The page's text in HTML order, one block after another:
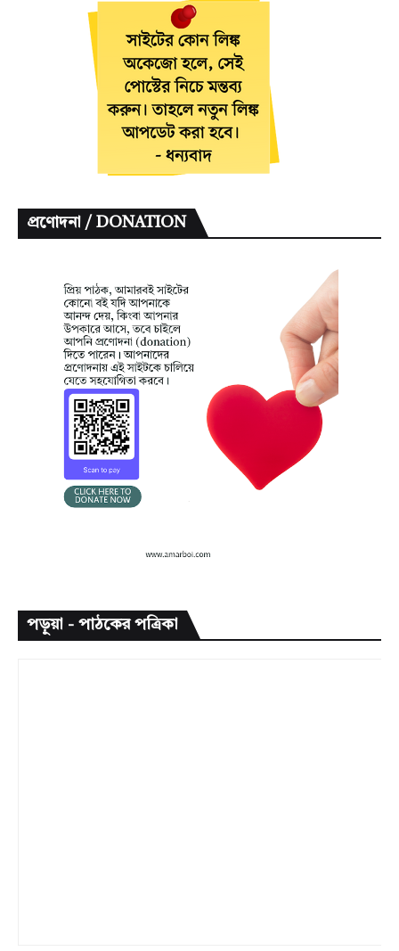
প্রণোদনা / DONATION
পড়ুয়া - পাঠকের পত্রিকা